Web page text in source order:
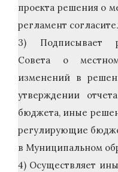
проекта решения о
регламент
3) Подписывает
Совета о
изменений в
утверждении
бюджета, иные
регулирующие
в Муниципальном
4) Осуществляет